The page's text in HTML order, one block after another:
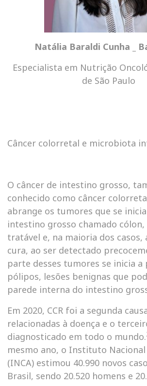
Natália Baraldi Cunha _
Especialista em Nutrição
de São Paulo
Câncer colorretal e microbiota
O câncer de intestino grosso,
conhecido como câncer colorretal
abrange os tumores que se
intestino grosso chamado cólon,
tratável e, na maioria dos casos,
cura, ao ser detectado
parte desses tumores se inicia
pólipos, lesões benignas que
parede interna do intestino
Em 2020, CCR foi a segunda
relacionadas à doença e o
diagnosticado em todo o mundo.
mesmo ano, o Instituto Nacional
(INCA) estimou 40.990 novos
Brasil, sendo 20.520 homens e